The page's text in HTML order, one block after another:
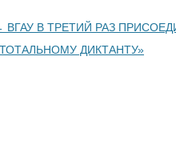
по записям
ВГАУ В ТРЕТИЙ РАЗ
ДИКТАНТУ»